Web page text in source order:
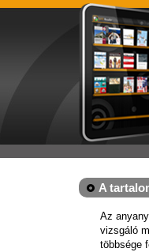
A
Az
vizsgáló
többsége